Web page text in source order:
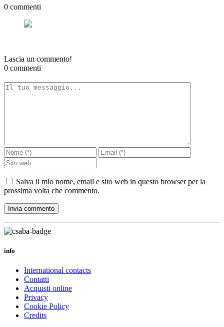
0 commenti
Lascia un commento!
0 commenti
Salva il mio nome, email e sito web in questo browser per la
prossima volta che commento.
info
International contacts
Contatti
Acquisti online
Privacy
Cookie Policy
Credits